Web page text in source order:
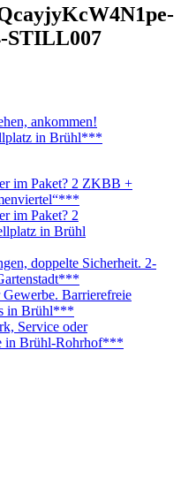
STILL007
ankommen!
in Brühl***
im Paket? 2 ZKBB +
im Paket? 2
in Brühl
doppelte Sicherheit. 2-
Barrierefreie
in Brühl***
Service oder
in Brühl-Rohrhof***